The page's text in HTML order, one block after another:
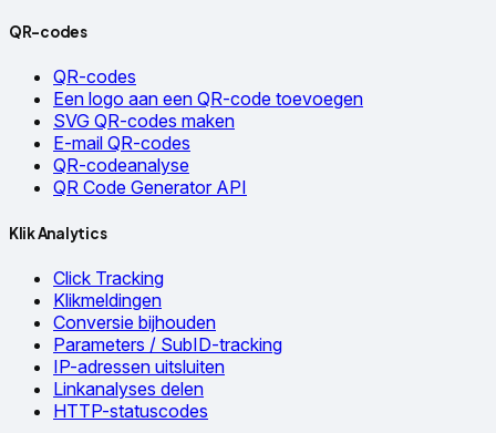
QR-codes
QR-codes
Een logo aan een QR-code toevoegen
SVG QR-codes maken
E-mail QR-codes
QR-codeanalyse
QR Code Generator API
Klik Analytics
Click Tracking
Klikmeldingen
Conversie bijhouden
Parameters / SubID-tracking
IP-adressen uitsluiten
Linkanalyses delen
HTTP-statuscodes